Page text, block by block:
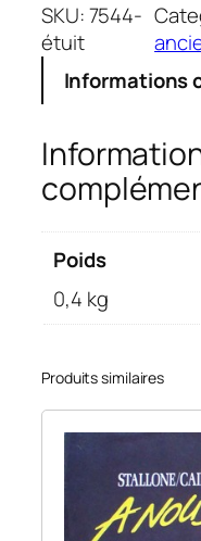
SKU:7544-
étuit
Informations
Poids
0,4 kg
Produits similaires